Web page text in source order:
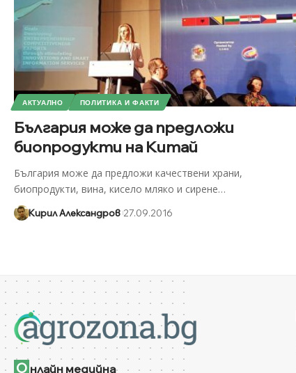
АКТУАЛНО ПОЛИТИКА И ФАКТИ
България може да предложи
биопродукти на Китай
България може да предложи качествени храни,
биопродукти, вина, кисело мляко и сирене…
Кирил Александров 27.09.2016
О нлайн медийна